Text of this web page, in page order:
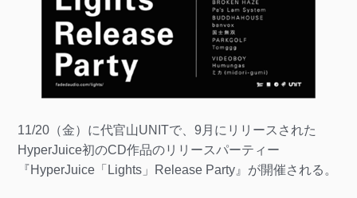
11/20（金）に代官山UNITで、9月にリリースされた
HyperJuice初のCD作品のリリースパーティー
『HyperJuice「Lights」Release Party』が開催される。